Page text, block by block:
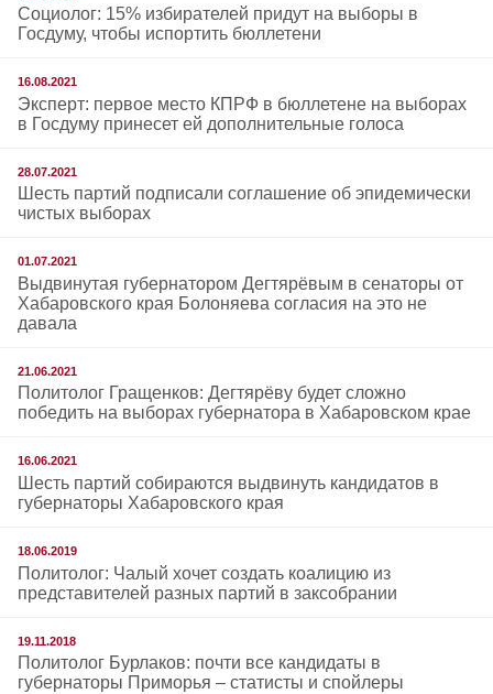
Социолог: 15% избирателей придут на выборы в
Госдуму, чтобы испортить бюллетени
16.08.2021
Эксперт: первое место КПРФ в бюллетене на выборах
в Госдуму принесет ей дополнительные голоса
28.07.2021
Шесть партий подписали соглашение об эпидемически
чистых выборах
01.07.2021
Выдвинутая губернатором Дегтярёвым в сенаторы от
Хабаровского края Болоняева согласия на это не
давала
21.06.2021
Политолог Гращенков: Дегтярёву будет сложно
победить на выборах губернатора в Хабаровском крае
16.06.2021
Шесть партий собираются выдвинуть кандидатов в
губернаторы Хабаровского края
18.06.2019
Политолог: Чалый хочет создать коалицию из
представителей разных партий в заксобрании
19.11.2018
Политолог Бурлаков: почти все кандидаты в
губернаторы Приморья – статисты и спойлеры